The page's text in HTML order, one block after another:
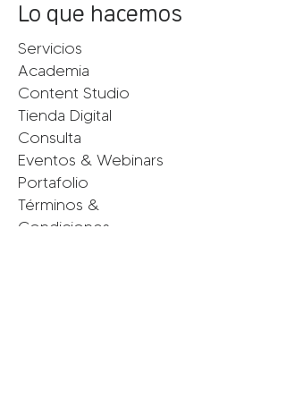
Lo que hacemos
Servicios
Academia
Content Studio
Tienda Digital
Consulta
Eventos & Webinars
Portafolio
Términos &
Condiciones